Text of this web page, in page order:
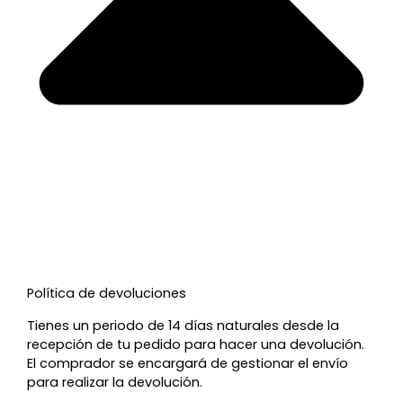
Política de devoluciones
Tienes un periodo de 14 días naturales desde la
recepción de tu pedido para hacer una devolución.
El comprador se encargará de gestionar el envío
para realizar la devolución.